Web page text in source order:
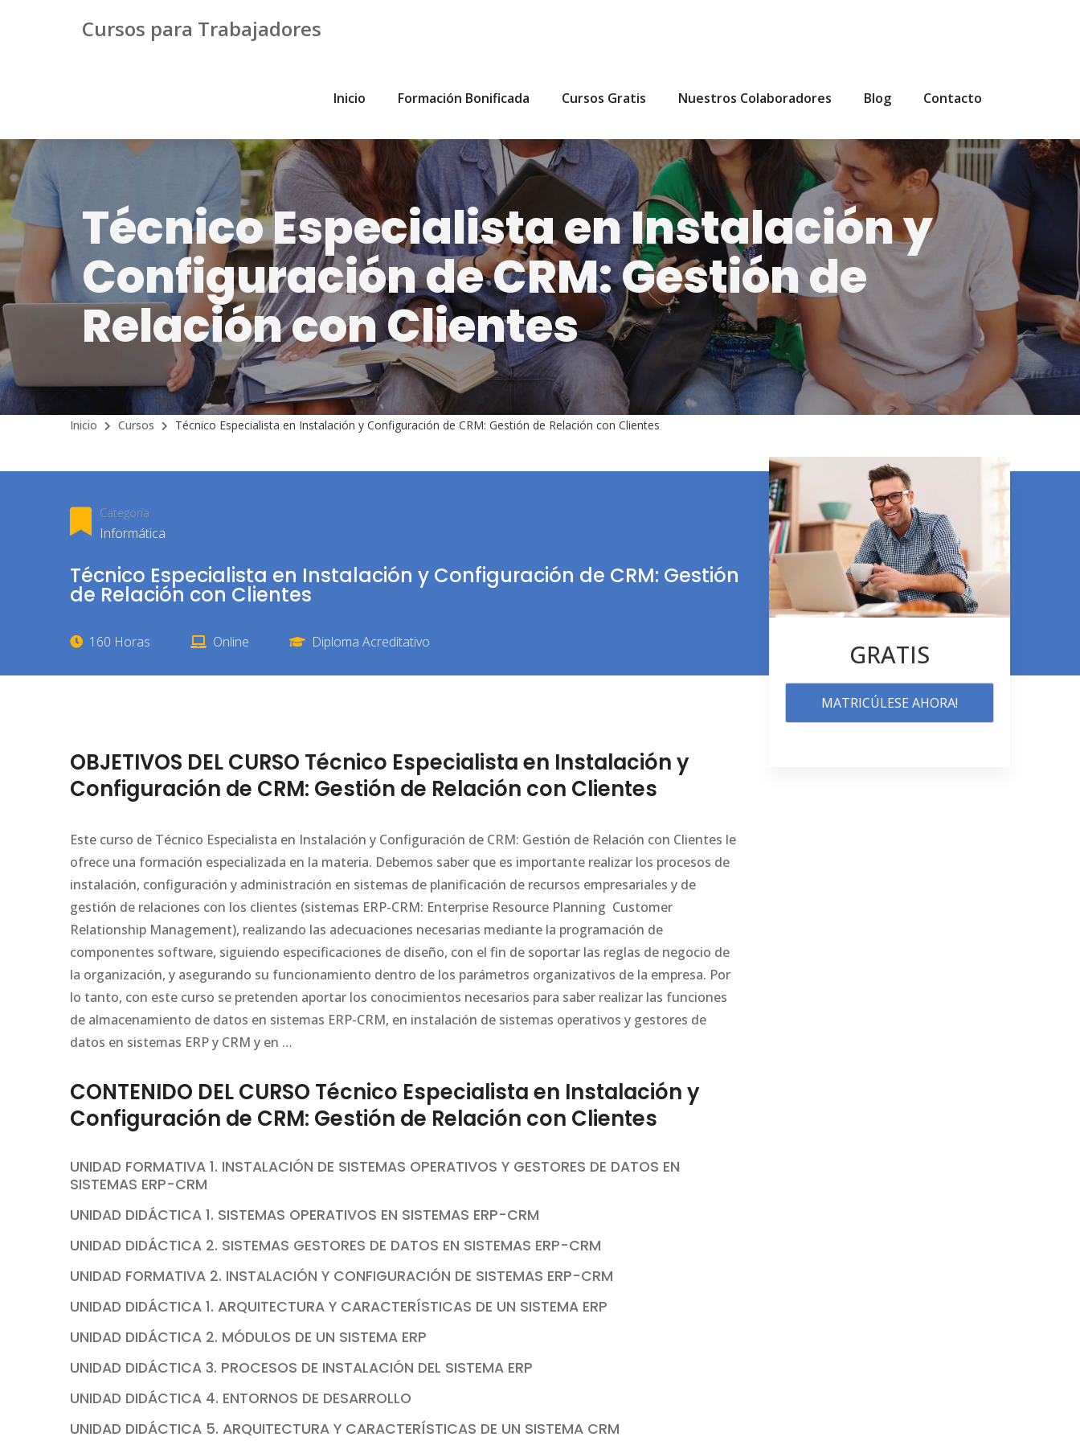
Cursos para Trabajadores
Inicio Formación Bonificada Cursos Gratis Nuestros Colaboradores Blog Contacto
Técnico Especialista en Instalación y
Configuración de CRM: Gestión de
Relación con Clientes
Inicio Cursos Técnico Especialista en Instalación y Configuración de CRM: Gestión de Relación con Clientes
Categoría
Informática
Técnico Especialista en Instalación y Configuración de CRM: Gestión
de Relación con Clientes
160 Horas Online Diploma Acreditativo
OBJETIVOS DEL CURSO Técnico Especialista en Instalación y
Configuración de CRM: Gestión de Relación con Clientes
Este curso de Técnico Especialista en Instalación y Configuración de CRM: Gestión de Relación con Clientes le
ofrece una formación especializada en la materia. Debemos saber que es importante realizar los procesos de
instalación, configuración y administración en sistemas de planificación de recursos empresariales y de
gestión de relaciones con los clientes (sistemas ERP-CRM: Enterprise Resource Planning  Customer
Relationship Management), realizando las adecuaciones necesarias mediante la programación de
componentes software, siguiendo especificaciones de diseño, con el fin de soportar las reglas de negocio de
la organización, y asegurando su funcionamiento dentro de los parámetros organizativos de la empresa. Por
lo tanto, con este curso se pretenden aportar los conocimientos necesarios para saber realizar las funciones
de almacenamiento de datos en sistemas ERP-CRM, en instalación de sistemas operativos y gestores de
datos en sistemas ERP y CRM y en …
CONTENIDO DEL CURSO Técnico Especialista en Instalación y
Configuración de CRM: Gestión de Relación con Clientes
UNIDAD FORMATIVA 1. INSTALACIÓN DE SISTEMAS OPERATIVOS Y GESTORES DE DATOS EN
SISTEMAS ERP-CRM
UNIDAD DIDÁCTICA 1. SISTEMAS OPERATIVOS EN SISTEMAS ERP-CRM
UNIDAD DIDÁCTICA 2. SISTEMAS GESTORES DE DATOS EN SISTEMAS ERP-CRM
UNIDAD FORMATIVA 2. INSTALACIÓN Y CONFIGURACIÓN DE SISTEMAS ERP-CRM
UNIDAD DIDÁCTICA 1. ARQUITECTURA Y CARACTERÍSTICAS DE UN SISTEMA ERP
UNIDAD DIDÁCTICA 2. MÓDULOS DE UN SISTEMA ERP
UNIDAD DIDÁCTICA 3. PROCESOS DE INSTALACIÓN DEL SISTEMA ERP
UNIDAD DIDÁCTICA 4. ENTORNOS DE DESARROLLO
UNIDAD DIDÁCTICA 5. ARQUITECTURA Y CARACTERÍSTICAS DE UN SISTEMA CRM
GRATIS
MATRICÚLESE AHORA!